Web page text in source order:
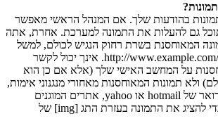
תמונות בהודעות שלך. אם המנהל הראשי מאפשר
גם להעלות את התמונה למערכת. אחרת, אתה
המאוחסנת בשרת רחוק הנגיש לכולם, למשל
http://www.example.com/my-picture.gif. אינך יכול לקשר
על המחשב האישי שלך (אלא אם כן הוא
ולא תמונות המאוחסנות מאחורי מנגנוני אימות,
למשל תיבות הדואר של hotmail או yahoo, אתרים המוגנים
בססמה, וכד'. כדי להציג את התמונה בעזרת התג [img] של